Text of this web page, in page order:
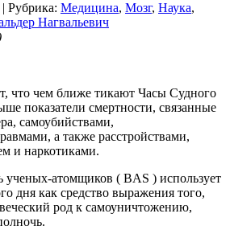
| Рубрика: Медицина, Мозг, Наука,
Нагвальевич
что чем ближе тикают Часы Судного
показатели смертности, связанные
самоубийствами,
а также расстройствами,
и наркотиками.
ученых-атомщиков ( BAS ) использует
дня как средство выражения того,
род к самоуничтожению,